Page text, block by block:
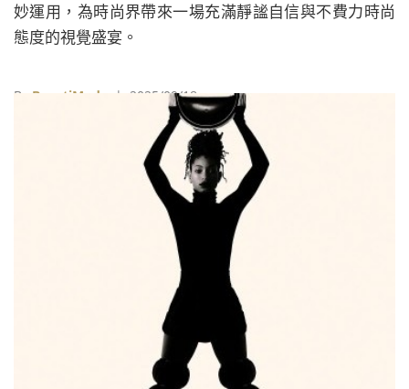
妙運用，為時尚界帶來一場充滿靜謐自信與不費力時尚
態度的視覺盛宴。
By BeautiMode | 2025/09/18